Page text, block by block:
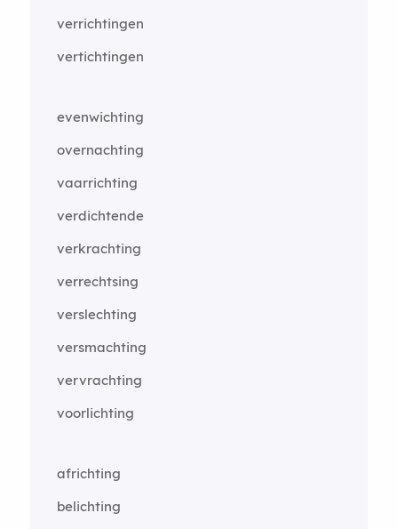
verrichtingen
vertichtingen
evenwichting
overnachting
vaarrichting
verdichtende
verkrachting
verrechtsing
verslechting
versmachting
vervrachting
voorlichting
africhting
belichting